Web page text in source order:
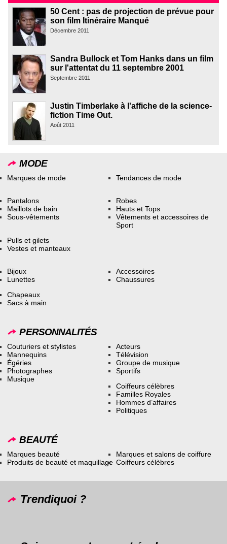
50 Cent : pas de projection de prévue pour
son film Itinéraire Manqué
Décembre 2011
Sandra Bullock et Tom Hanks dans un film
sur l'attentat du 11 septembre 2001
Septembre 2011
Justin Timberlake à l'affiche de la science-
fiction Time Out.
Août 2011
MODE
Marques de mode Tendances de mode
Pantalons
Maillots de bain
Sous-vêtements
Robes
Hauts et Tops
Vêtements et accessoires de
Sport
Pulls et gilets
Vestes et manteaux
Bijoux
Lunettes
Accessoires
Chaussures
Chapeaux
Sacs à main
PERSONNALITÉS
Couturiers et stylistes
Mannequins
Égéries
Photographes
Musique
Acteurs
Télévision
Groupe de musique
Sportifs
Coiffeurs célèbres
Familles Royales
Hommes d’affaires
Politiques
BEAUTÉ
Marques beauté
Produits de beauté et maquillage
Marques et salons de coiffure
Coiffeurs célèbres
Trendiquoi ?